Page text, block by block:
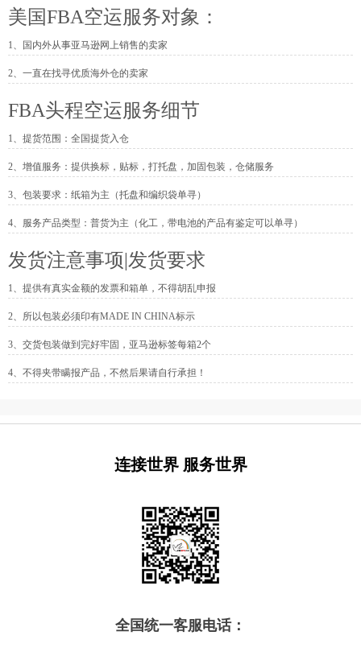
美国FBA空运服务对象：
1、国内外从事亚马逊网上销售的卖家
2、一直在找寻优质海外仓的卖家
FBA头程空运服务细节
1、提货范围：全国提货入仓
2、增值服务：提供换标，贴标，打托盘，加固包装，仓储服务
3、包装要求：纸箱为主（托盘和编织袋单寻）
4、服务产品类型：普货为主（化工，带电池的产品有鉴定可以单寻）
发货注意事项|发货要求
1、提供有真实金额的发票和箱单，不得胡乱申报
2、所以包装必须印有MADE IN CHINA标示
3、交货包装做到完好牢固，亚马逊标签每箱2个
4、不得夹带瞒报产品，不然后果请自行承担！
连接世界 服务世界
全国统一客服电话：